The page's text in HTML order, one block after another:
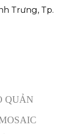
Trưng, Tp.
QUẢN